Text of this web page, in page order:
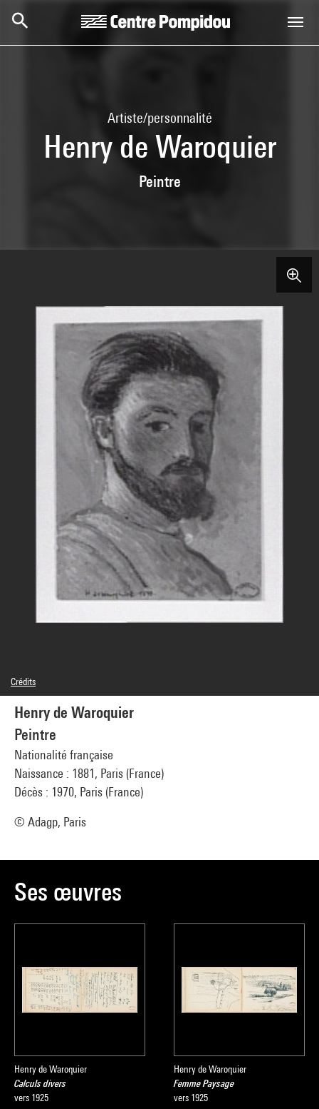
Artiste/personnalité
Henry de Waroquier
Peintre
Henry de Waroquier
Peintre
Nationalité française
Naissance : 1881, Paris (France)
Décès : 1970, Paris (France)
© Adagp, Paris
Crédits
© Adagp, Paris
Crédit photographique : Centre Pompidou, MNAM-CCI/Jacqueline Hyde/Dist.
GrandPalaisRmn
Réf. image : 1A07641 [1979 X 0910]
Diffusion image :GrandPalaisRmnPhoto
Ses œuvres
Henry de Waroquier
Calculs divers
vers 1925
Henry de Waroquier
Femme Paysage
vers 1925